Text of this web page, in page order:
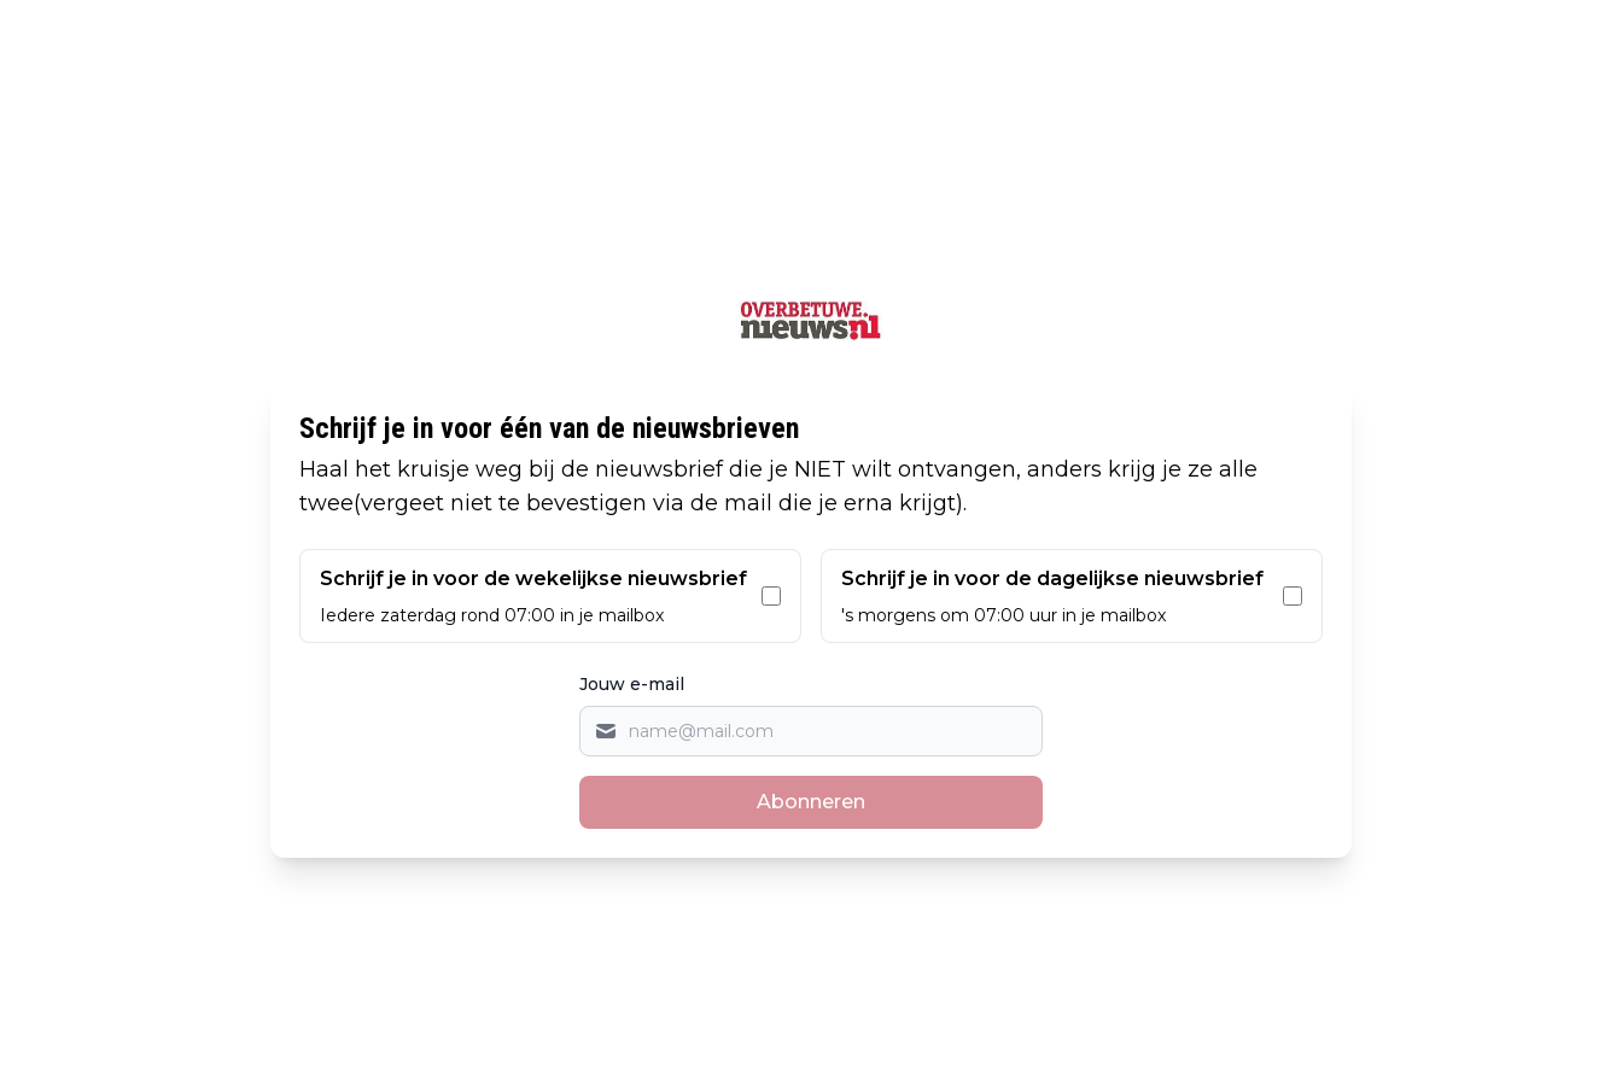
Schrijf je in voor één van de nieuwsbrieven
Haal het kruisje weg bij de nieuwsbrief die je NIET wilt ontvangen, anders krijg je ze alle
twee(vergeet niet te bevestigen via de mail die je erna krijgt).
Schrijf je in voor de wekelijkse nieuwsbrief
Iedere zaterdag rond 07:00 in je mailbox
Schrijf je in voor de dagelijkse nieuwsbrief
's morgens om 07:00 uur in je mailbox
Jouw e-mail
Abonneren